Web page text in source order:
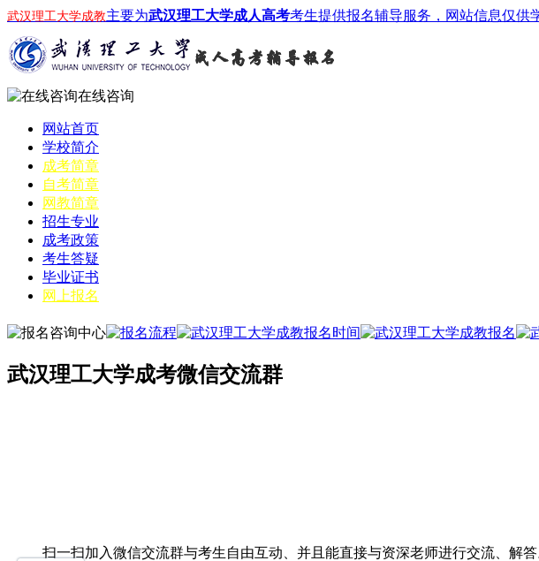
武汉理工大学成教主要为武汉理工大学成人高考考生提供报名辅导服务，网站信息仅供
在线咨询
网站首页
学校简介
成考简章
自考简章
网教简章
招生专业
成考政策
考生答疑
毕业证书
网上报名
武汉理工大学成考微信交流群
扫一扫加入微信交流群与考生自由互动、并且能直接与资深老师进行交流、解答